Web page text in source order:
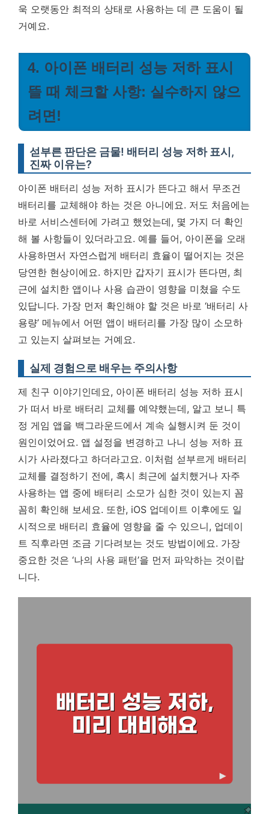
욱 오랫동안 최적의 상태로 사용하는 데 큰 도움이 될
거예요.
4. 아이폰 배터리 성능 저하 표시
뜰 때 체크할 사항: 실수하지 않으
려면!
섣부른 판단은 금물! 배터리 성능 저하 표시,
진짜 이유는?
아이폰 배터리 성능 저하 표시가 뜬다고 해서 무조건
배터리를 교체해야 하는 것은 아니에요. 저도 처음에는
바로 서비스센터에 가려고 했었는데, 몇 가지 더 확인
해 볼 사항들이 있더라고요. 예를 들어, 아이폰을 오래
사용하면서 자연스럽게 배터리 효율이 떨어지는 것은
당연한 현상이에요. 하지만 갑자기 표시가 뜬다면, 최
근에 설치한 앱이나 사용 습관이 영향을 미쳤을 수도
있답니다. 가장 먼저 확인해야 할 것은 바로 ‘배터리 사
용량’ 메뉴에서 어떤 앱이 배터리를 가장 많이 소모하
고 있는지 살펴보는 거예요.
실제 경험으로 배우는 주의사항
제 친구 이야기인데요, 아이폰 배터리 성능 저하 표시
가 떠서 바로 배터리 교체를 예약했는데, 알고 보니 특
정 게임 앱을 백그라운드에서 계속 실행시켜 둔 것이
원인이었어요. 앱 설정을 변경하고 나니 성능 저하 표
시가 사라졌다고 하더라고요. 이처럼 섣부르게 배터리
교체를 결정하기 전에, 혹시 최근에 설치했거나 자주
사용하는 앱 중에 배터리 소모가 심한 것이 있는지 꼼
꼼히 확인해 보세요. 또한, iOS 업데이트 이후에도 일
시적으로 배터리 효율에 영향을 줄 수 있으니, 업데이
트 직후라면 조금 기다려보는 것도 방법이에요. 가장
중요한 것은 ‘나의 사용 패턴’을 먼저 파악하는 것이랍
니다.